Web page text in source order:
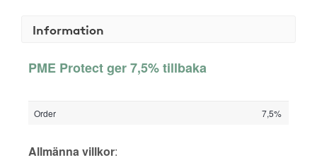
Information
PME Protect ger 7,5% tillbaka
Order 7,5%
Allmänna villkor: